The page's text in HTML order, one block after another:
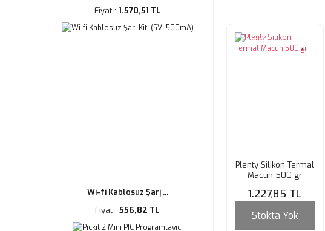
Fiyat : 1.570,51 TL
Wi-fi Kablosuz Şarj ...
Fiyat :556,82 TL
Tükendi
Plenty Silikon Termal
Macun 500 gr
1.227,85 TL
Stokta Yok